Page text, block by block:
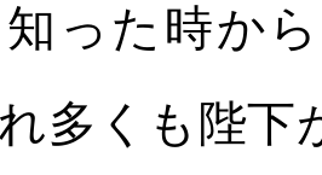
知った時か
多くも陛下